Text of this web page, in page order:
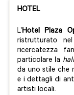
HOTEL
L’Hotel Plaza
ristrutturato
ricercatezza
particolare la hall
da uno stile che
e i dettagli di
artisti locali.